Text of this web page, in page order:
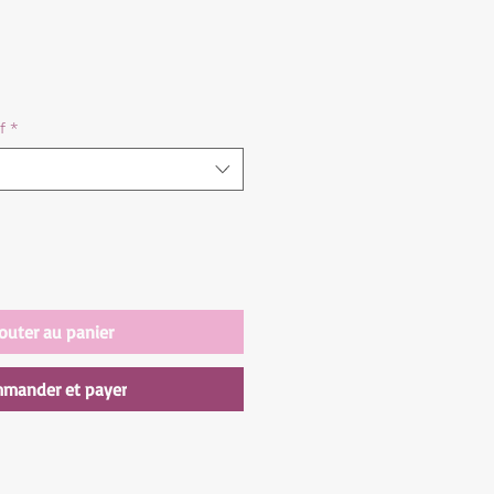
*
au panier
et payer